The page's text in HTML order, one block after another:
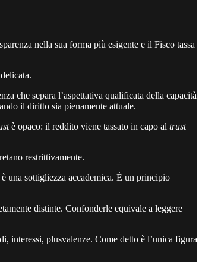
nella sua forma più esigente e il Fisco tassa
che separa l’aspettativa qualificata della capacità
il diritto sia pienamente attuale.
è opaco: il reddito viene tassato in capo al trust
restrittivamente.
una sottigliezza accademica. È un principio
distinte. Confonderle equivale a leggere
interessi, plusvalenze. Come detto è l’unica figura